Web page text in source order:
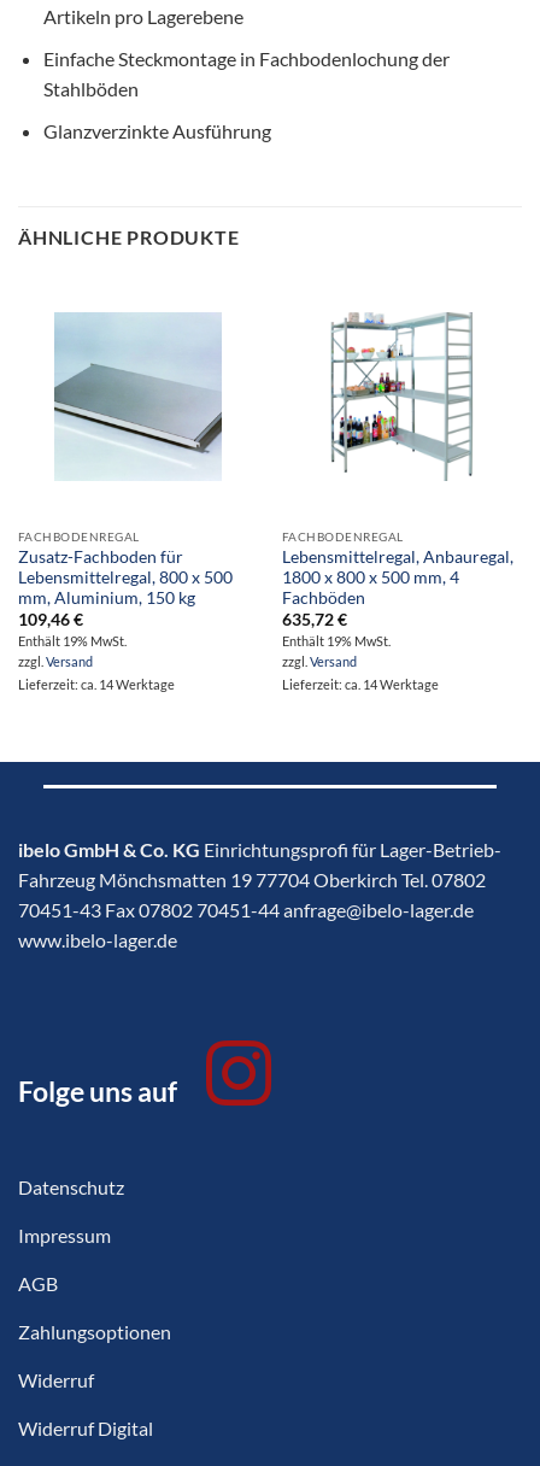
Artikeln pro Lagerebene
Einfache Steckmontage in Fachbodenlochung der
Stahlböden
Glanzverzinkte Ausführung
ÄHNLICHE PRODUKTE
FACHBODENREGAL
Zusatz-Fachboden für
Lebensmittelregal, 800 x 500
mm, Aluminium, 150 kg
109,46€
Enthält 19% MwSt.
zzgl. Versand
Lieferzeit: ca. 14 Werktage
FACHBODENREGAL
Lebensmittelregal, Anbauregal,
1800 x 800 x 500 mm, 4
Fachböden
635,72€
Enthält 19% MwSt.
zzgl. Versand
Lieferzeit: ca. 14 Werktage
ibelo GmbH & Co. KG Einrichtungsprofi für Lager-Betrieb-
Fahrzeug Mönchsmatten 19 77704 Oberkirch Tel. 07802
70451-43 Fax 07802 70451-44 anfrage@ibelo-lager.de
www.ibelo-lager.de
Folge uns auf
Datenschutz
Impressum
AGB
Zahlungsoptionen
Widerruf
Widerruf Digital